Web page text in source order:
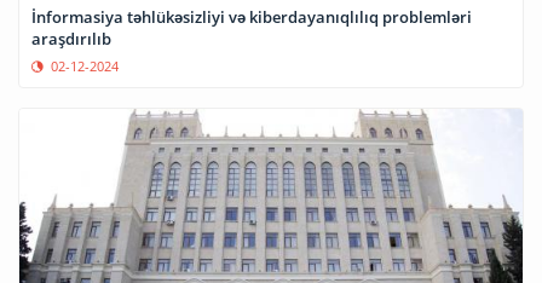
İnformasiya təhlükəsizliyi və kiberdayanıqlılıq problemləri
araşdırılıb
02-12-2024